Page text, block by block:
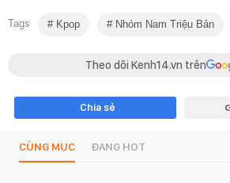
Tags Kpop Nhóm Nam Triệu Bản
Theo dõi Kenh14.vn trên
Chia sẻ
CÙNG MỤC ĐANG HOT